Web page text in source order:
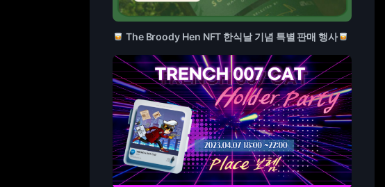
The Broody Hen NFT 한식날 기념 특별 판매 행사